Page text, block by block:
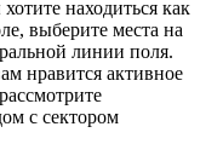
находиться как
выберите места на
линии поля.
нравится активное
с сектором